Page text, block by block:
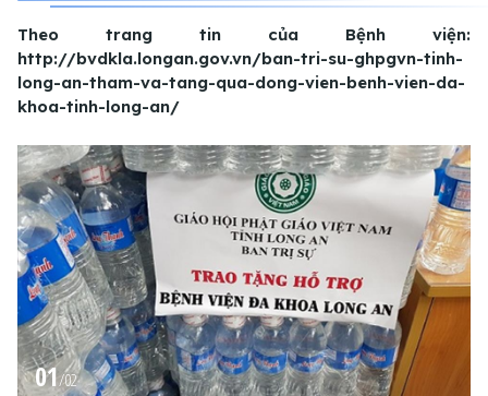
Theo trang tin của Bệnh viện:
http://bvdkla.longan.gov.vn/ban-tri-su-ghpgvn-tinh-
long-an-tham-va-tang-qua-dong-vien-benh-vien-da-
khoa-tinh-long-an/
01/02